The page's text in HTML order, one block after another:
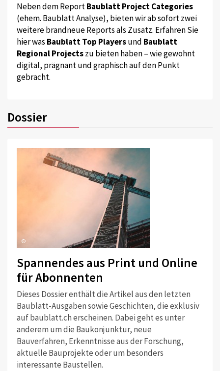
Neben dem ReportBaublatt Project Categories
(ehem. Baublatt Analyse), bieten wir ab sofort zwei
weitere brandneue Reports als Zusatz. Erfahren Sie
hier was Baublatt Top Playersund Baublatt
Regional Projectszu bieten haben – wie gewohnt
digital, prägnant und graphisch auf den Punkt
gebracht.
Dossier
©
Spannendes aus Print und Online
für Abonnenten
Dieses Dossier enthält die Artikel aus den letzten
Baublatt-Ausgaben sowie Geschichten, die exklusiv
auf baublatt.ch erscheinen. Dabei geht es unter
anderem um die Baukonjunktur, neue
Bauverfahren, Erkenntnisse aus der Forschung,
aktuelle Bauprojekte oder um besonders
interessante Baustellen.